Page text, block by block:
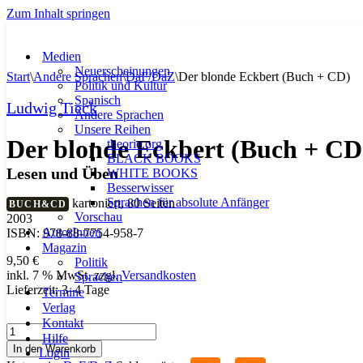
Zum Inhalt springen
Medien
Neuerscheinungen
Politik und Kultur
Spanisch
Andere Sprachen
Unsere Reihen
theorie.org
BLACK BOOKS
WHITE BOOKS
Besserwisser
Sprachen für absolute Anfänger
Vorschau
AutorInnen
Magazin
Politik
Sprachen
Termine
Verlag
Kontakt
Hilfe
Login
Start\Andere Sprachen\DaF/DaZ\Der blonde Eckbert (Buch + CD)
Ludwig Tieck
Der blonde Eckbert (Buch +
Lesen und Üben
BUCH&CD
kartoniert, 80 Seiten
2003
ISBN: 978-88-7754-958-7
9,50 €
inkl. 7 % MwSt. zzgl.Versandkosten
Lieferzeit:3–4 Tage
Der
blonde
Eckbert
In den Warenkorb